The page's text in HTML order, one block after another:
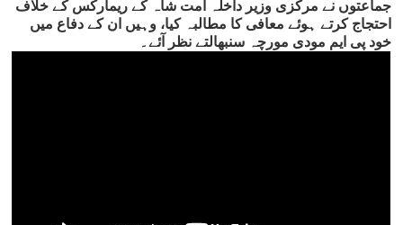
جماعتوں نے مرکزی وزیر داخلہ امت شاہ کے ریمارکس کے خلاف
احتجاج کرتے ہوئے معافی کا مطالبہ کیا، وہیں ان کے دفاع میں
خود پی ایم مودی مورچہ سنبھالتے نظر آئے۔